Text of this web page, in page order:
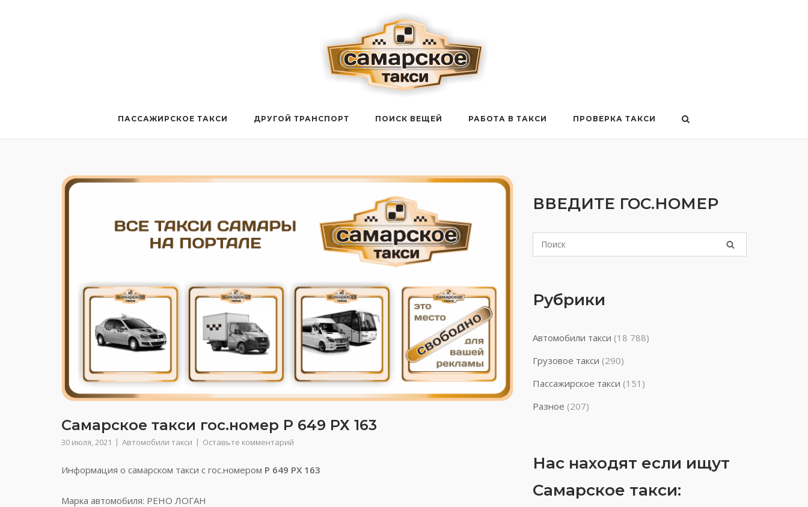
ПАССАЖИРСКОЕ ТАКСИ ДРУГОЙ ТРАНСПОРТ ПОИСК ВЕЩЕЙ РАБОТА В ТАКСИ ПРОВЕРКА ТАКСИ
Самарское такси гос.номер Р 649 РХ 163
30 июля, 2021 Автомобили такси Оставьте комментарий
Информация о самарском такси с гос.номером Р 649 РХ 163
Марка автомобиля: РЕНО ЛОГАН
ВВЕДИТЕ ГОС.НОМЕР
Рубрики
Автомобили такси (18 788)
Грузовое такси (290)
Пассажирское такси (151)
Разное (207)
Нас находят если ищут
Самарское такси: